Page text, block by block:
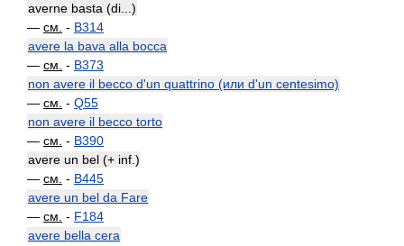
averne basta (di...)
— см. - B314
avere la bava alla bocca
— см. - B373
non avere il becco d'un quattrino (или d'un centesimo)
— см. - Q55
non avere il becco torto
— см. - B390
avere un bel (+ inf.)
— см. - B445
avere un bel da Fare
— см. - F184
avere bella cera